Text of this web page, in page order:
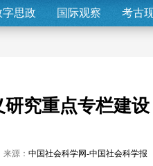
字思政 国际观察 考古
究重点专栏建设
来源： 中国社会科学网-中国社会科学报